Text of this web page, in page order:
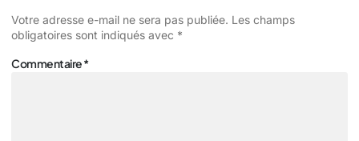
Votre adresse e-mail ne sera pas publiée. Les champs
obligatoires sont indiqués avec *
Commentaire*